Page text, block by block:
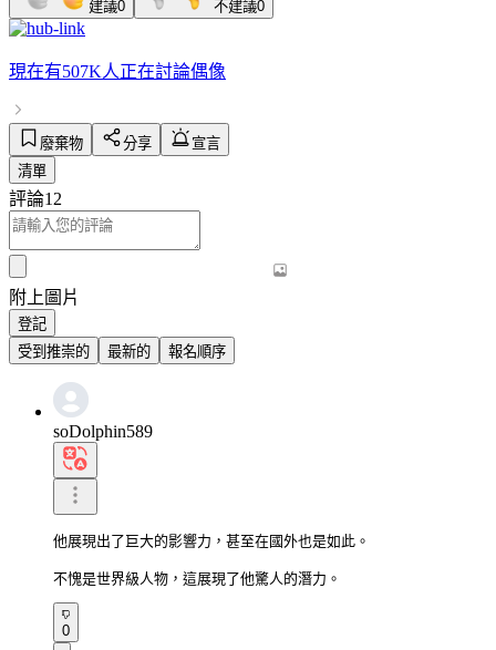
建議0 不建議0
現在有507K人正在討論偶像
廢棄物 分享
宣言
清單
評論12
附上圖片
登記
受到推崇的
最新的 報名順序
soDolphin589
他展現出了巨大的影響力，甚至在國外也是如此。
不愧是世界級人物，這展現了他驚人的潛力。
0